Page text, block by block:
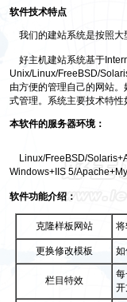
软件技术特点
我们的建站系统是按照大
好主机建站系统基于
Unix/Linux/FreeBSD/
由方便的管理自己的网站
式管理。系统主要技术特性
本软件的服务器环境：
Linux/FreeBSD/
Windows+IIS 5/
软件功能介绍：
克隆样板网站
更换修改模板
栏目特效
开